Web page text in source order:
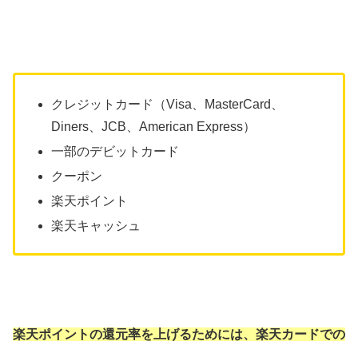
クレジットカード（Visa、MasterCard、
Diners、JCB、American Express）
一部のデビットカード
クーポン
楽天ポイント
楽天キャッシュ
楽天ポイントの還元率を上げるためには、楽天カードでの